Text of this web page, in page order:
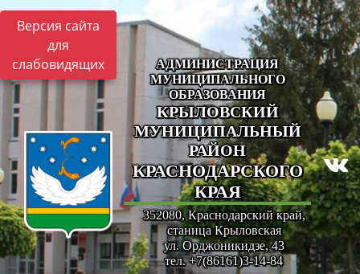
Версия сайта
для
слабовидящих
АДМИНИСТРАЦИЯ
МУНИЦИПАЛЬНОГО
ОБРАЗОВАНИЯ
КРЫЛОВСКИЙ
МУНИЦИПАЛЬНЫЙ
РАЙОН
КРАСНОДАРСКОГО
КРАЯ
352080, Краснодарский край,
станица Крыловская
ул. Орджоникидзе, 43
тел. +7(86161)3-14-84